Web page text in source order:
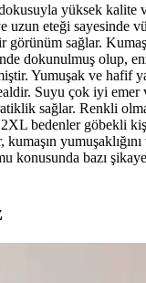
yüksek kalite
uzun eteği sayesinde
görünüm sağlar.
dokunulmuş olup,
Yumuşak ve hafif
Suyu çok iyi emer
sağlar. Renkli
bedenler göbekli
konusunda bazı